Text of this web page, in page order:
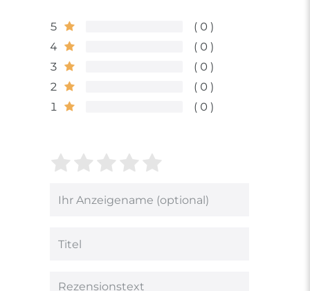
5
0
4
0
3
0
2
0
1
0
Bewertungssterne
von
4
von
3
2
von
1
von
Bewertungssternen
Anzeigename